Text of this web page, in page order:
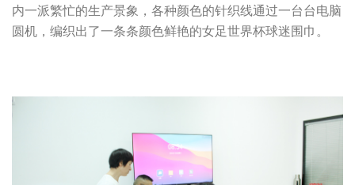
内一派繁忙的生产景象，各种颜色的针织线通过一台台电脑
圆机，编织出了一条条颜色鲜艳的女足世界杯球迷围巾。